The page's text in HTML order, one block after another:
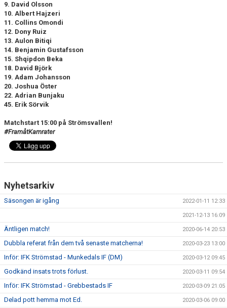
9. David Olsson
10. Albert Hajzeri
11. Collins Omondi
12. Dony Ruiz
13. Aulon Bitiqi
14. Benjamin Gustafsson
15. Shqipdon Beka
18. David Björk
19. Adam Johansson
20. Joshua Öster
22. Adrian Bunjaku
45. Erik Sörvik
Matchstart 15:00 på Strömsvallen!
#FramåtKamrater
Nyhetsarkiv
Säsongen är igång 2022-01-11 12:33
2021-12-13 16:09
Äntligen match! 2020-06-14 20:53
Dubbla referat från dem två senaste matcherna! 2020-03-23 13:00
Inför: IFK Strömstad - Munkedals IF (DM) 2020-03-12 09:45
Godkänd insats trots förlust. 2020-03-11 09:54
Inför: IFK Strömstad - Grebbestads IF 2020-03-09 21:05
Delad pott hemma mot Ed. 2020-03-06 09:00